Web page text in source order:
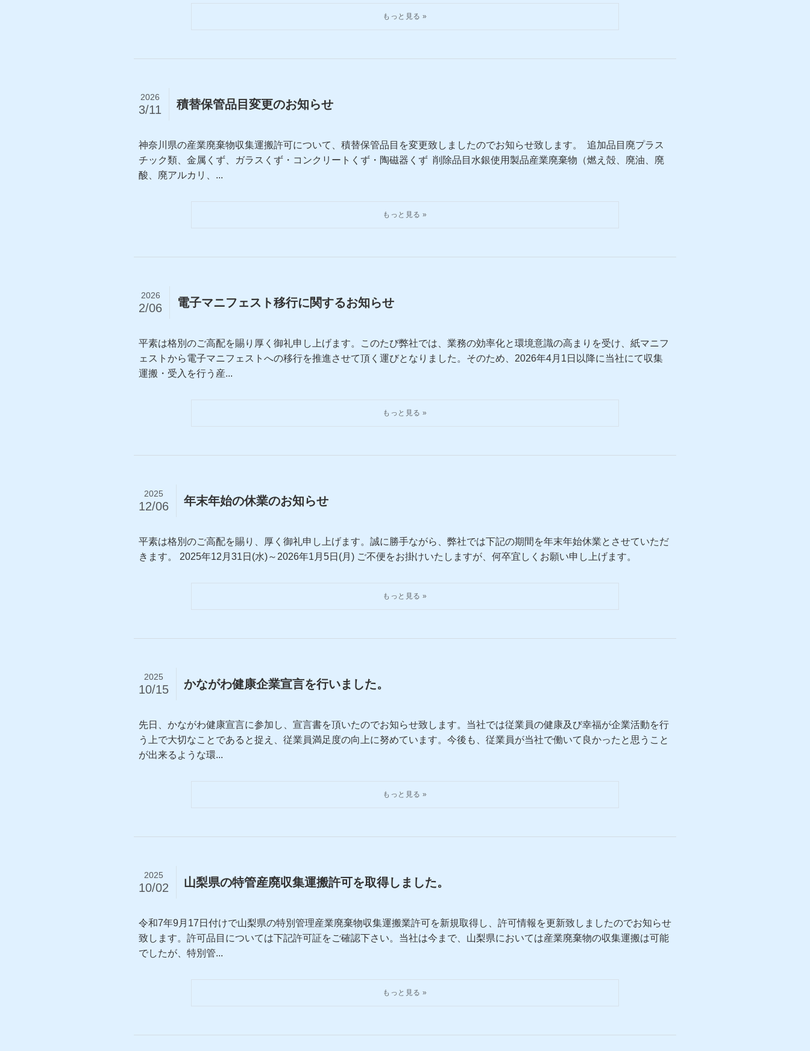
積替保管品目変更のお知らせ
2026
3/11
神奈川県の産業廃棄物収集運搬許可について、積替保管品目を変更致しましたのでお知らせ致します。 追加品目廃プラス
チック類、金属くず、ガラスくず・コンクリートくず・陶磁器くず 削除品目水銀使用製品産業廃棄物（燃え殻、廃油、廃
酸、廃アルカリ、...
電子マニフェスト移行に関するお知らせ
2026
2/06
平素は格別のご高配を賜り厚く御礼申し上げます。このたび弊社では、業務の効率化と環境意識の高まりを受け、紙マニフ
ェストから電子マニフェストへの移行を推進させて頂く運びとなりました。そのため、2026年4月1日以降に当社にて収集
運搬・受入を行う産...
年末年始の休業のお知らせ
2025
12/06
平素は格別のご高配を賜り、厚く御礼申し上げます。誠に勝手ながら、弊社では下記の期間を年末年始休業とさせていただ
きます。 2025年12月31日(水)～2026年1月5日(月) ご不便をお掛けいたしますが、何卒宜しくお願い申し上げます。
かながわ健康企業宣言を行いました。
2025
10/15
先日、かながわ健康宣言に参加し、宣言書を頂いたのでお知らせ致します。当社では従業員の健康及び幸福が企業活動を行
う上で大切なことであると捉え、従業員満足度の向上に努めています。今後も、従業員が当社で働いて良かったと思うこと
が出来るような環...
山梨県の特管産廃収集運搬許可を取得しました。
2025
10/02
令和7年9月17日付けで山梨県の特別管理産業廃棄物収集運搬業許可を新規取得し、許可情報を更新致しましたのでお知らせ
致します。許可品目については下記許可証をご確認下さい。当社は今まで、山梨県においては産業廃棄物の収集運搬は可能
でしたが、特別管...